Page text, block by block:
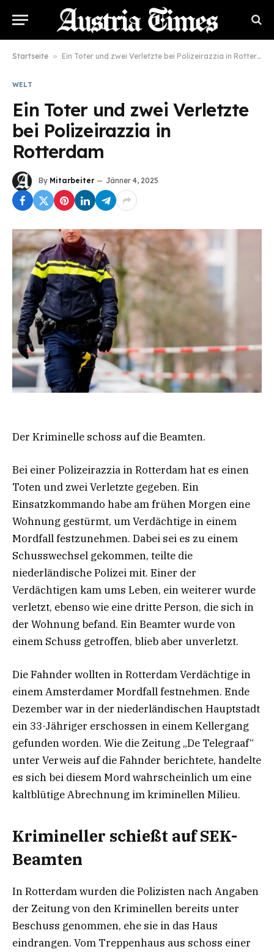
Startseite » Ein Toter und zwei Verletzte bei Polizeirazzia in Rotterdam
WELT
Ein Toter und zwei Verletzte
bei Polizeirazzia in
Rotterdam
By Mitarbeiter Jänner 4, 2025
Der Kriminelle schoss auf die Beamten.
Bei einer Polizeirazzia in Rotterdam hat es einen
Toten und zwei Verletzte gegeben. Ein
Einsatzkommando habe am frühen Morgen eine
Wohnung gestürmt, um Verdächtige in einem
Mordfall festzunehmen. Dabei sei es zu einem
Schusswechsel gekommen, teilte die
niederländische Polizei mit. Einer der
Verdächtigen kam ums Leben, ein weiterer wurde
verletzt, ebenso wie eine dritte Person, die sich in
der Wohnung befand. Ein Beamter wurde von
einem Schuss getroffen, blieb aber unverletzt.
Die Fahnder wollten in Rotterdam Verdächtige in
einem Amsterdamer Mordfall festnehmen. Ende
Dezember war in der niederländischen Hauptstadt
ein 33-Jähriger erschossen in einem Kellergang
gefunden worden. Wie die Zeitung „De Telegraaf“
unter Verweis auf die Fahnder berichtete, handelte
es sich bei diesem Mord wahrscheinlich um eine
kaltblütige Abrechnung im kriminellen Milieu.
Krimineller schießt auf SEK-
Beamten
In Rotterdam wurden die Polizisten nach Angaben
der Zeitung von den Kriminellen bereits unter
Beschuss genommen, ehe sie in das Haus
eindrangen. Vom Treppenhaus aus schoss einer